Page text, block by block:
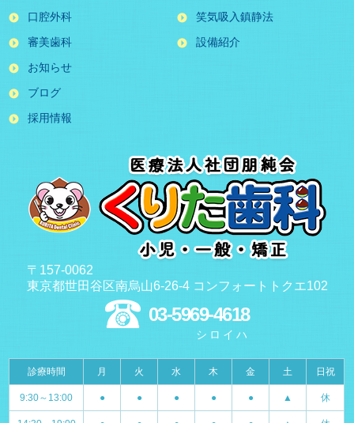
口腔外科
審美歯科
笑気吸入鎮静法
設備紹介
お知らせ
ブログ
採用情報
〒157-0062
東京都世田谷区南烏山6-26-4 コンフォートトクエ102
03-5969-4618
シロイハ
診療時間 月 火 水 木 金 土 日祝
9:30～13:00 ● ● ● ● ● ▲ 休